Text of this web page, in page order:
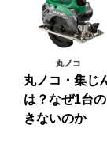
丸ノコ・集じ
は？なぜ1台
きないのか